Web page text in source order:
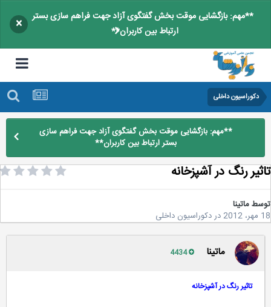
**مهم: بازگشایی موقت بخش گفتگوی آزاد جهت فراهم سازی بستر
ارتباط بین کاربران**
×
دکوراسیون داخلی
**مهم: بازگشایی موقت بخش گفتگوی آزاد جهت فراهم سازی
بستر ارتباط بین کاربران**
رنگ در آشپزخانه
ماتینا
دردکوراسیون داخلی
ماتینا
تاثیر رنگ در آشپزخانه